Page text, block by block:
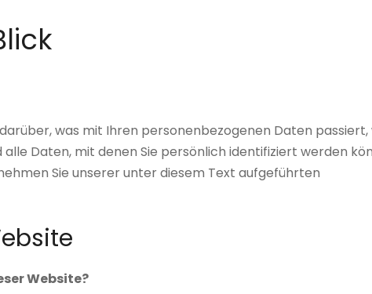
was mit Ihren personenbezogenen Daten passiert,
Daten, mit denen Sie persönlich identifiziert werden
Sie unserer unter diesem Text aufgeführten
Website?